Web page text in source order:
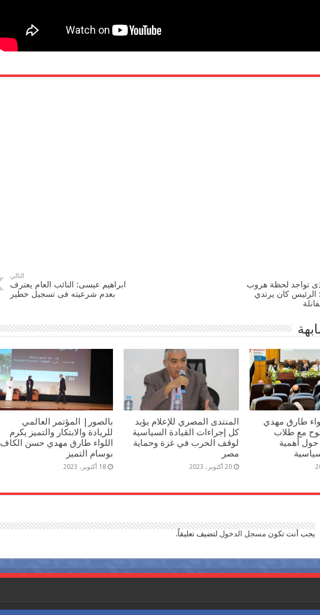
تواجد لحظة هروب
كان يرتدي
التالي
ابراهيم عيسى: النائب العام يعترف
بعدم شرعيته فى تسجيل خطير
طارق مهدي
مع طلاب
أهمية
المنتدى المصري للإعلام يؤيد
كل إجراءات القيادة السياسية
لوقف الحرب في غزة وحماية
مصر
20 أكتوبر، 2023
بالصور| المؤتمر العالمي
للريادة والابتكار والتميز يكرم
اللواء طارق مهدي حسن الكاف
بوسام التميز
18 أكتوبر، 2023
يجب أنت تكون مسجل الدخول لتضيف تعليقاً.